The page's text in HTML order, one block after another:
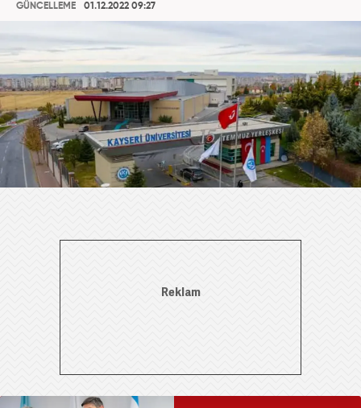
GÜNCELLEME
01.12.2022 09:27